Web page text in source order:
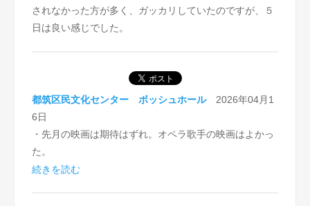
されなかった方が多く、ガッカリしていたのですが、５
日は良い感じでした。
都筑区民文化センター ボッシュホール2026年04月1
6日
・先月の映画は期待はずれ。オペラ歌手の映画はよかっ
た。
・主人公のその後が知りたい。同一内容 他２件
続きを読む